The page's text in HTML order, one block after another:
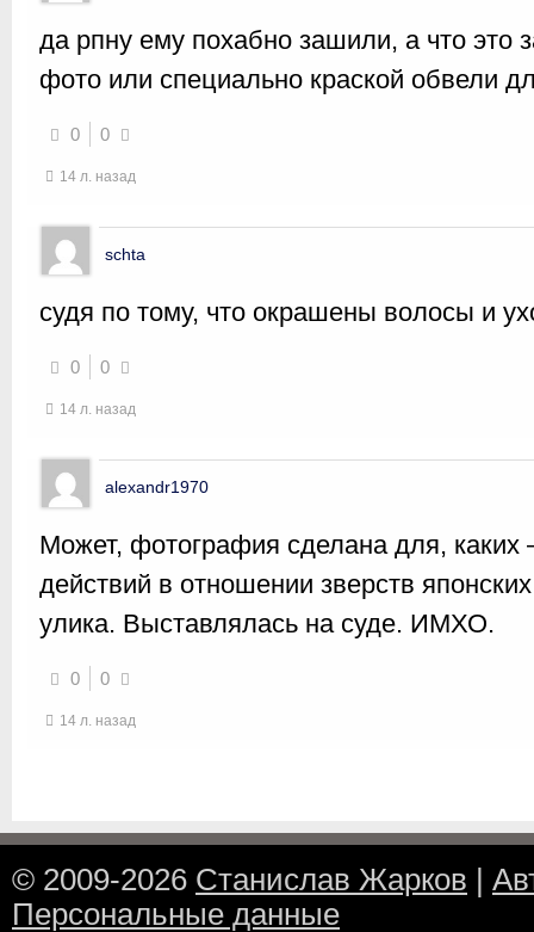
да рпну ему похабно зашили, а что это
фото или специально краской обвели
0 0
14 л. назад
schta
судя по тому, что окрашены волосы и
0 0
14 л. назад
alexandr1970
Может, фотография сделана для,
действий в отношении зверств
улика. Выставлялась на суде. ИМХО.
0 0
14 л. назад
© 2009-2026 Станислав Жарков
Персональные данные